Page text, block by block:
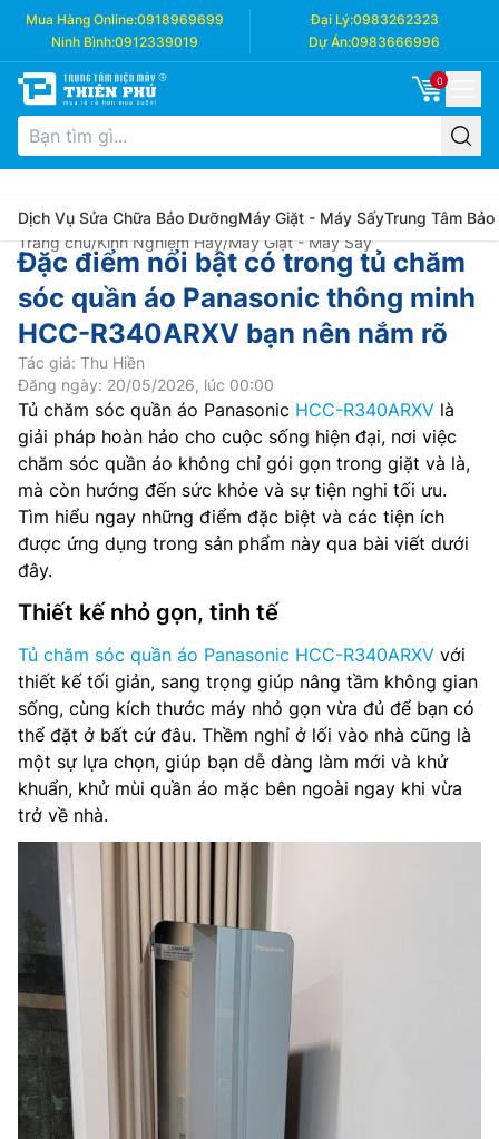
Mua Hàng Online:0918969699 Đại Lý:0983262323
Ninh Bình:0912339019 Dự Án:0983666996
0
Dịch Vụ Sửa Chữa Bảo DưỡngMáy Giặt - Máy SấyTrung Tâm Bảo
Trang chủ/Kinh Nghiệm Hay/Máy Giặt - Máy Sấy
Đặc điểm nổi bật có trong tủ chăm
sóc quần áo Panasonic thông minh
HCC-R340ARXV bạn nên nắm rõ
Tác giả: Thu Hiền
Đăng ngày: 20/05/2026, lúc 00:00
Tủ chăm sóc quần áo Panasonic HCC-R340ARXV là
giải pháp hoàn hảo cho cuộc sống hiện đại, nơi việc
chăm sóc quần áo không chỉ gói gọn trong giặt và là,
mà còn hướng đến sức khỏe và sự tiện nghi tối ưu.
Tìm hiểu ngay những điểm đặc biệt và các tiện ích
được ứng dụng trong sản phẩm này qua bài viết dưới
đây.
Thiết kế nhỏ gọn, tinh tế
Tủ chăm sóc quần áo Panasonic HCC-R340ARXV với
thiết kế tối giản, sang trọng giúp nâng tầm không gian
sống, cùng kích thước máy nhỏ gọn vừa đủ để bạn có
thể đặt ở bất cứ đâu. Thềm nghỉ ở lối vào nhà cũng là
một sự lựa chọn, giúp bạn dễ dàng làm mới và khử
khuẩn, khử mùi quần áo mặc bên ngoài ngay khi vừa
trở về nhà.